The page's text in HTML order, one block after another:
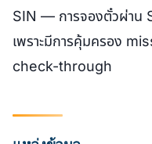
SIN — การจองตั๋วผ่าน
เพราะมีการคุ้มครอง
check-through